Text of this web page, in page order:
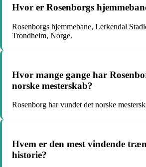
Hvor er Rosenborgs
Rosenborgs hjemmebane, Lerkendal
Trondheim, Norge.
Hvor mange gange har
norske mesterskab?
Rosenborg har vundet det norske
Hvem er den mest vindende
historie?